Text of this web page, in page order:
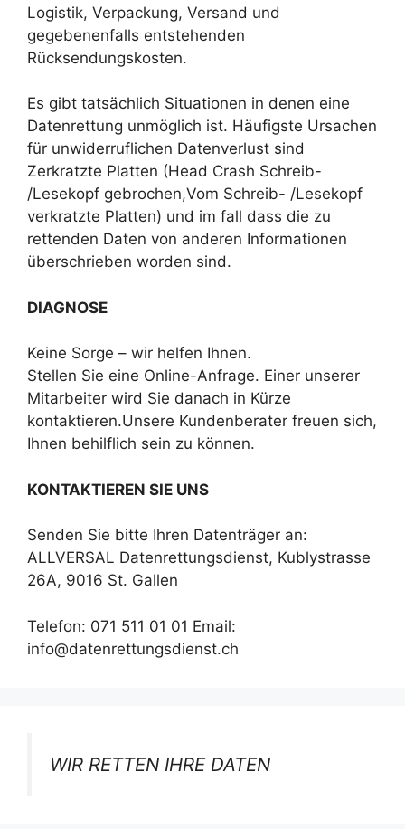
Logistik, Verpackung, Versand und
gegebenenfalls entstehenden
Rücksendungskosten.
Es gibt tatsächlich Situationen in denen eine
Datenrettung unmöglich ist. Häufigste Ursachen
für unwiderruflichen Datenverlust sind
Zerkratzte Platten (Head Crash Schreib-
/Lesekopf gebrochen,Vom Schreib- /Lesekopf
verkratzte Platten) und im fall dass die zu
rettenden Daten von anderen Informationen
überschrieben worden sind.
DIAGNOSE
Keine Sorge – wir helfen Ihnen.
Stellen Sie eine Online-Anfrage. Einer unserer
Mitarbeiter wird Sie danach in Kürze
kontaktieren.Unsere Kundenberater freuen sich,
Ihnen behilflich sein zu können.
KONTAKTIEREN SIE UNS
Senden Sie bitte Ihren Datenträger an:
ALLVERSAL Datenrettungsdienst, Kublystrasse
26A, 9016 St. Gallen
Telefon: 071 511 01 01 Email:
info@datenrettungsdienst.ch
WIR RETTEN IHRE DATEN